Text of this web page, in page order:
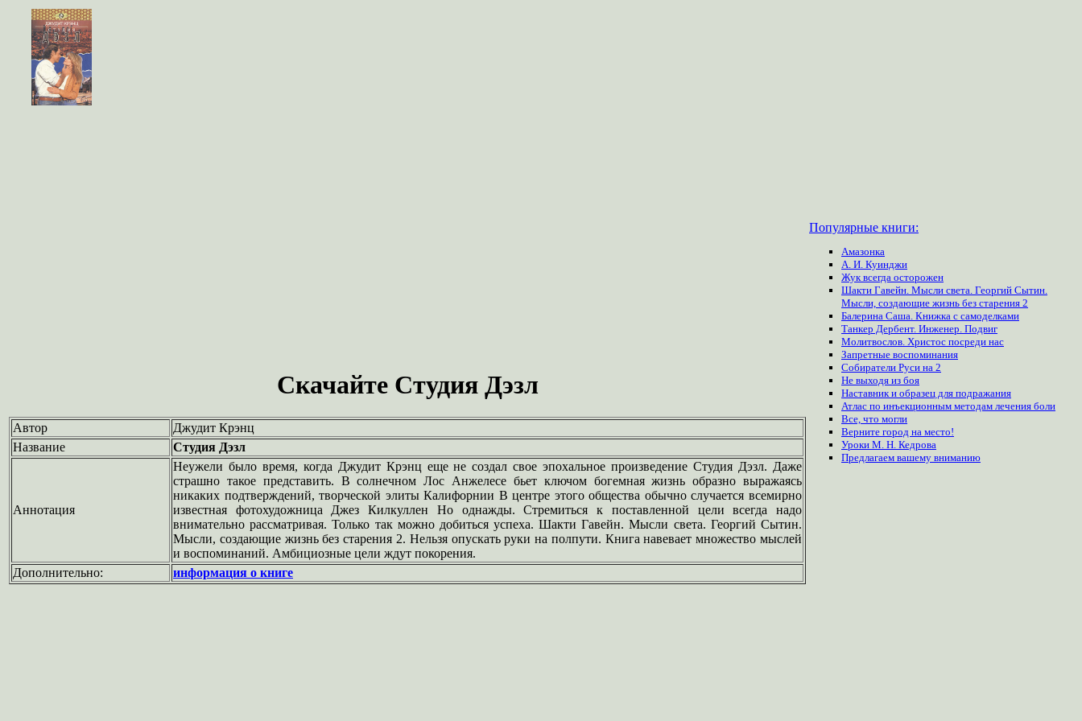
Скачайте Студия Дэзл
Автор
Джудит Крэнц
Название
Студия Дэзл
Аннотация
Неужели было время, когда Джудит Крэнц еще не создал свое эпохальное произведение Студия Дэзл. Даже
страшно такое представить. В солнечном Лос Анжелесе бьет ключом богемная жизнь образно выражаясь
никаких подтверждений, творческой элиты Калифорнии В центре этого общества обычно случается всемирно
известная фотохудожница Джез Килкуллен Но однажды. Стремиться к поставленной цели всегда надо
внимательно рассматривая. Только так можно добиться успеха. Шакти Гавейн. Мысли света. Георгий Сытин.
Мысли, создающие жизнь без старения 2. Нельзя опускать руки на полпути. Книга навевает множество мыслей
и воспоминаний. Амбициозные цели ждут покорения.
Дополнительно:
информация о книге
Популярные книги:
Амазонка
А. И. Куинджи
Жук всегда осторожен
Шакти Гавейн. Мысли света. Георгий Сытин.
Мысли, создающие жизнь без старения 2
Балерина Саша. Книжка с самоделками
Танкер Дербент. Инженер. Подвиг
Молитвослов. Христос посреди нас
Запретные воспоминания
Собиратели Руси на 2
Не выходя из боя
Наставник и образец для подражания
Атлас по инъекционным методам лечения боли
Все, что могли
Верните город на место!
Уроки М. Н. Кедрова
Предлагаем вашему вниманию